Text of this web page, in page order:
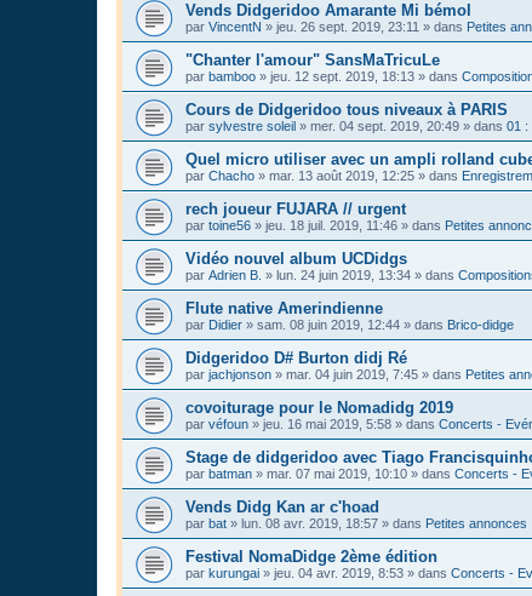
Vends Didgeridoo Amarante Mi bémol
par VincentN » jeu. 26 sept. 2019, 23:11 » dans Petites
"Chanter l'amour" SansMaTricuLe
par bamboo » jeu. 12 sept. 2019, 18:13 » dans
Cours de Didgeridoo tous niveaux à PARIS
par sylvestre soleil » mer. 04 sept. 2019, 20:49 » dans 01 :
Quel micro utiliser avec un ampli rolland
par Chacho » mar. 13 août 2019, 12:25 » dans
rech joueur FUJARA // urgent
par toine56 » jeu. 18 juil. 2019, 11:46 » dans Petites
Vidéo nouvel album UCDidgs
par Adrien B. » lun. 24 juin 2019, 13:34 » dans
Flute native Amerindienne
par Didier » sam. 08 juin 2019, 12:44 » dans Brico-didge
Didgeridoo D# Burton didj Ré
par jachjonson » mar. 04 juin 2019, 7:45 » dans Petites
covoiturage pour le Nomadidg 2019
par véfoun » jeu. 16 mai 2019, 5:58 » dans Concerts -
Stage de didgeridoo avec Tiago
par batman » mar. 07 mai 2019, 10:10 » dans Concerts -
Vends Didg Kan ar c'hoad
par bat » lun. 08 avr. 2019, 18:57 » dans Petites annonces
Festival NomaDidge 2ème édition
par kurungai » jeu. 04 avr. 2019, 8:53 » dans Concerts -